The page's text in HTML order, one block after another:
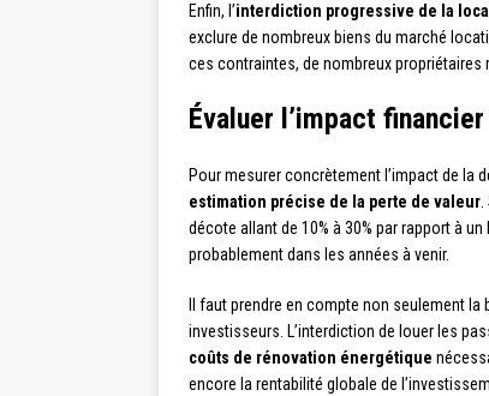
Enfin, l’interdiction progressive de la
exclure de nombreux biens du marché
ces contraintes, de nombreux propriétaires
Évaluer l’impact
Pour mesurer concrètement l’impact de la
estimation précise de la perte de valeur
décote allant de 10% à 30% par rapport à
probablement dans les années à venir.
Il faut prendre en compte non seulement
investisseurs. L’interdiction de louer les
coûts de rénovation énergétique
encore la rentabilité globale de